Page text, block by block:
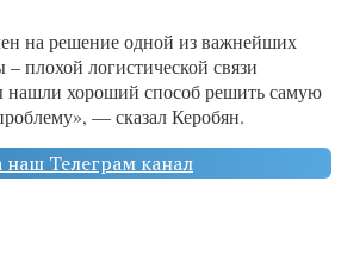
на решение одной из важнейших
плохой логистической связи
хороший способ решить самую
— сказал Керобян.
Телеграм канал